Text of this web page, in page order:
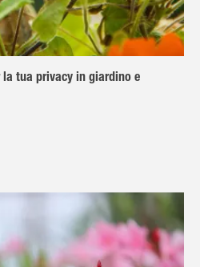
la tua privacy in giardino e